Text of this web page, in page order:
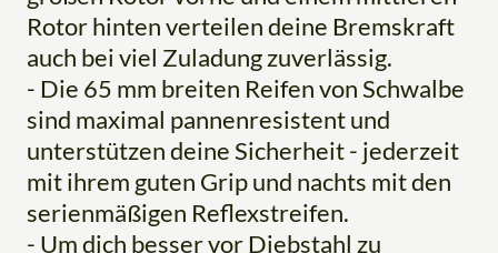
Rotor hinten verteilen deine Bremskraft
auch bei viel Zuladung zuverlässig.
- Die 65 mm breiten Reifen von Schwalbe
sind maximal pannenresistent und
unterstützen deine Sicherheit - jederzeit
mit ihrem guten Grip und nachts mit den
serienmäßigen Reflexstreifen.
- Um dich besser vor Diebstahl zu